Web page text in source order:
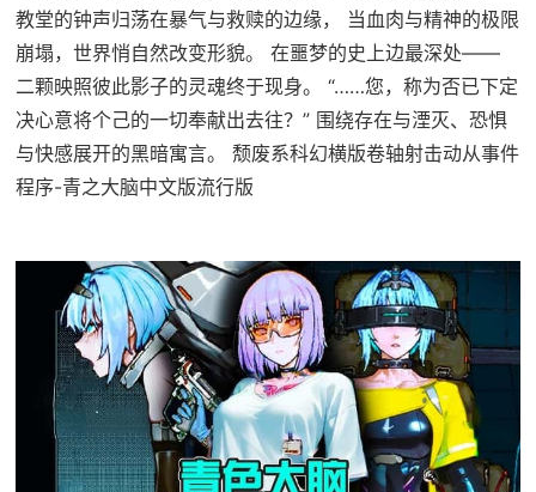
教堂的钟声归荡在暴气与救赎的边缘， 当血肉与精神的极限
崩塌，世界悄自然改变形貌。 在噩梦的史上边最深处——
二颗映照彼此影子的灵魂终于现身。 “……您，称为否已下定
决心意将个己的一切奉献出去往？” 围绕存在与湮灭、恐惧
与快感展开的黑暗寓言。 颓废系科幻横版卷轴射击动从事件
程序-青之大脑中文版流行版